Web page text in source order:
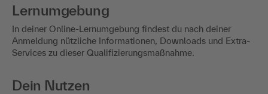
Lernumgebung
In deiner Online-Lernumgebung findest du nach deiner
Anmeldung nützliche Informationen, Downloads und Extra-
Services zu dieser Qualifizierungsmaßnahme.
Dein Nutzen